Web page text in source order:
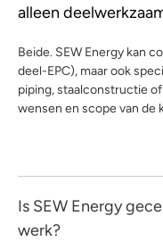
alleen
Beide. SEW Energy kan
deel-EPC), maar ook
piping, staalconstructie
wensen en scope van de
Is SEW Energy
werk?